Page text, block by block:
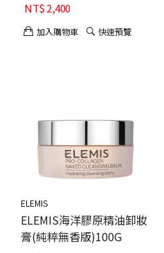
NT$2,400
加入購物車 快速預覽
ELEMIS
ELEMIS海洋膠原精油卸妝
膏(純粹無香版)100G